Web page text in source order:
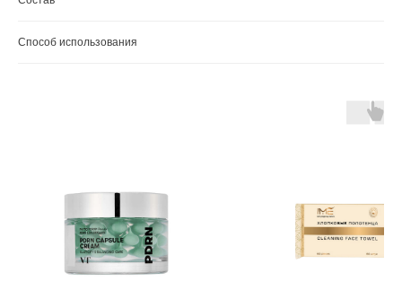
Способ использования